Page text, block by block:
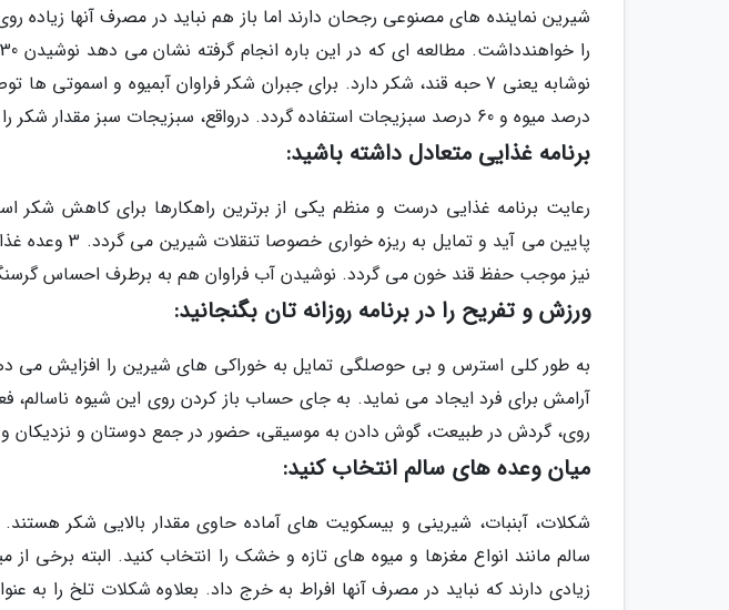
شیرین نماینده های مصنوعی رجحان دارند اما باز هم نباید در مصرف آنها زیاده
درصد میوه و 60 درصد سبزیجات استفاده گردد. درواقع، سبزیجات سبز مقدار شکر را به حد تعادل می رسانند.
برنامه غذایی متعادل داشته باشید:
رعایت برنامه غذایی درست و منظم یکی از برترین راهکارها برای کاهش شکر
پایین می آید و
نیز موجب حفظ قند خون می گردد. نوشیدن آب فراوان هم به برطرف احساس
ورزش و تفریح را در برنامه روزانه تان بگنجانید:
به طور کلی استرس و بی حوصلگی تمایل به خوراکی های شیرین را افزایش می
آرامش برای فرد ایجاد می نماید. به جای حساب باز کردن روی این شیوه ناسالم،
روی، گردش در طبیعت، گوش دادن به موسیقی، حضور در جمع دوستان و نزدیکان و...
میان وعده های سالم انتخاب کنید:
شکلات، آبنبات، شیرینی و بیسکویت های آماده حاوی مقدار بالایی شکر
سالم مانند انواع مغزها و میوه های تازه و خشک را انتخاب کنید. البته برخی
زیادی دارند که نباید در مصرف آنها افراط به خرج داد. بعلاوه شکلات تلخ را به